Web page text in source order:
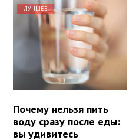
ЛУЧШЕЕ
Почему нельзя пить
воду сразу после еды:
вы удивитесь